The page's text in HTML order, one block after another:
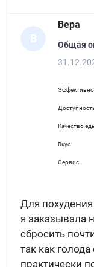
В
Вера
Общая
Качество
Вкус
Сервис
Для
я заказывала
сбросить
так как
практически